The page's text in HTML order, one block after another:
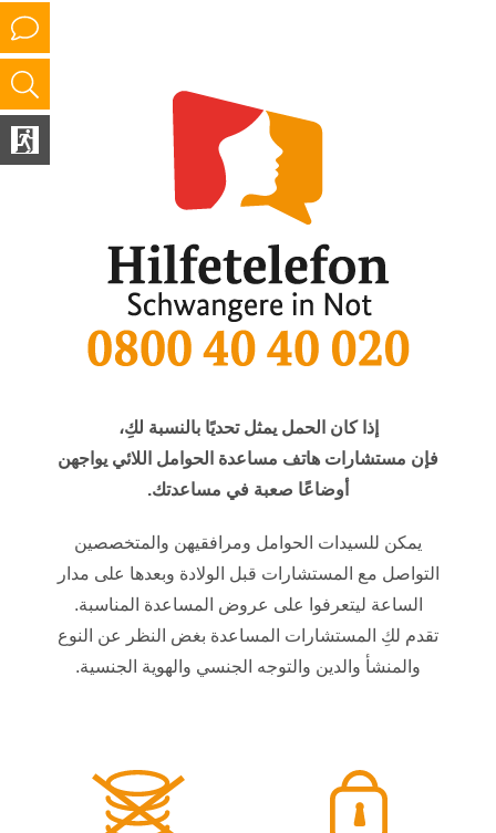
إذا كان الحمل يمثل تحديًا بالنسبة لكِ،
فإن مستشارات هاتف مساعدة الحوامل اللائي يواجهن
أوضاعًا صعبة في مساعدتك.
يمكن للسيدات الحوامل ومرافقيهن والمتخصصين
التواصل مع المستشارات قبل الولادة وبعدها على مدار
الساعة ليتعرفوا على عروض المساعدة المناسبة.
تقدم لكِ المستشارات المساعدة بغض النظر عن النوع
والمنشأ والدين والتوجه الجنسي والهوية الجنسية.